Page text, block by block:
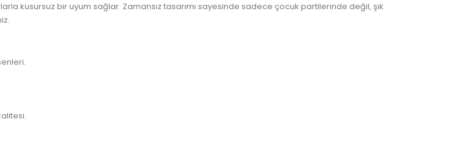
kusursuz bir uyum sağlar. Zamansız tasarımı sayesinde sadece çocuk partilerinde değil, şık